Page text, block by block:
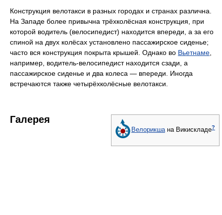
Конструкция велотакси в разных городах и странах различна.
На Западе более привычна трёхколёсная конструкция, при
которой водитель (велосипедист) находится впереди, а за его
спиной на двух колёсах установлено пассажирское сиденье;
часто вся конструкция покрыта крышей. Однако во Вьетнаме
например, водитель-велосипедист находится сзади, а
пассажирское сиденье и два колеса — впереди. Иногда
встречаются также четырёхколёсные велотакси.
Велорикша на Викискладе?
Галерея